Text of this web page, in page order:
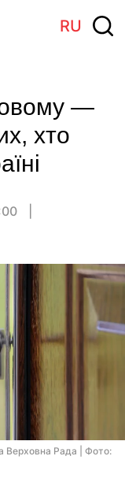
RU
—
хто
Верховна Рада | Фото: